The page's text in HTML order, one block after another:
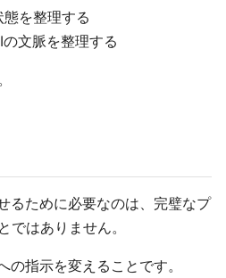
を整理する
文脈を整理する
るために必要なのは、完璧なプ
ではありません。
指示を変えることです。